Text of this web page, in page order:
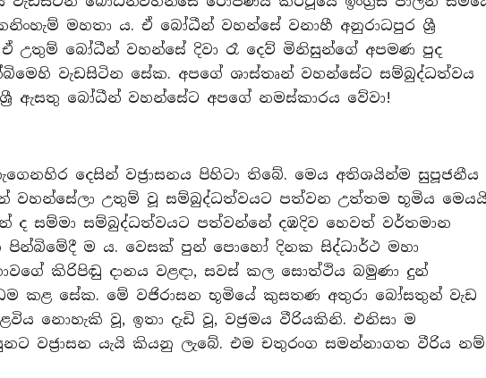
කනිංහැම් මහතා ය. ඒ බෝධීන් වහන්සේ වනාහී අනුරාධපුර ශ්‍රී
උතුම් බෝධීන් වහන්සේ දිවා රෑ දෙව් මිනිසුන්ගේ අපමණ පුද
වැඩසිටින සේක. අපගේ ශාස්තෘන් වහන්සේට සම්බුද්ධත්වය
ඇසතු බෝධීන් වහන්සේට අපගේ නමස්කාරය වේවා!
දෙසින් වජ්‍රාසනය පිහිටා තිබේ. මෙය අතිශයින්ම සුපූජනීය
වහන්සේලා උතුම් වූ සම්බුද්ධත්වයට පත්වන උත්තම භූමිය
ද සම්මා සම්බුද්ධත්වයට පත්වන්නේ දඹදිව හෙවත් වර්තමාන
පින්බිමේදී ම ය. වෙසක් පුන් පොහෝ දිනක සිද්ධාර්ථ මහා
කිරිපිඬු දානය වළඳා, සවස් කල සොත්ථිය බමුණා දුන්
කළ සේක. මේ වජිරාසන භූමියේ කුසතණ අතුරා බෝසතුන් වැඩ
නොහැකි වූ, ඉතා දැඩි වූ, වජ්‍රමය වීරියකිනි. එනිසා ම
වජ්‍රාසන යැයි කියනු ලැබේ. එම චතුරංග සමන්නාගත වීරිය නම්